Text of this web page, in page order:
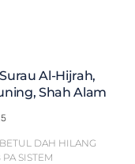
Al-Hijrah,
Shah Alam
DAH HILANG
SISTEM